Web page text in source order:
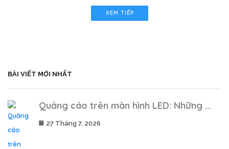
XEM TIẾP
BÀI VIẾT MỚI NHẤT
Quảng cáo trên màn hình LED: Những ...
27 Tháng 7, 2026